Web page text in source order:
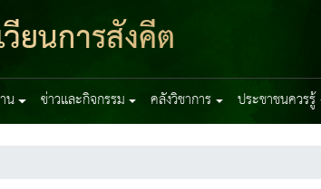
ยนการสังคีต
น ข่าวและกิจกรรม คลังวิชาการ ประชาชนควรรู้